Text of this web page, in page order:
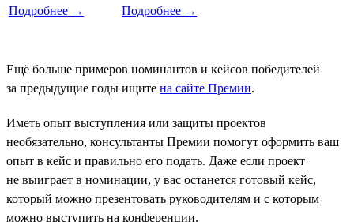
Подробнее → Подробнее →
Ещё больше примеров номинантов и кейсов победителей
за предыдущие годы ищите на сайте Премии.
Иметь опыт выступления или защиты проектов
необязательно, консультанты Премии помогут оформить ваш
опыт в кейс и правильно его подать. Даже если проект
не выиграет в номинации, у вас останется готовый кейс,
который можно презентовать руководителям и с которым
можно выступить на конференции.